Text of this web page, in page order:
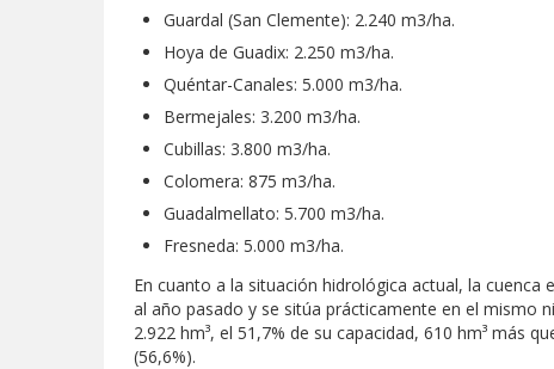
Guardal (San Clemente): 2.240 m3/ha.
Hoya de Guadix: 2.250 m3/ha.
Quéntar-Canales: 5.000 m3/ha.
Bermejales: 3.200 m3/ha.
Cubillas: 3.800 m3/ha.
Colomera: 875 m3/ha.
Guadalmellato: 5.700 m3/ha.
Fresneda: 5.000 m3/ha.
En cuanto a la situación hidrológica actual, la cuenca
al año pasado y se sitúa prácticamente en el mismo
2.922 hm³, el 51,7% de su capacidad, 610 hm³ más
(56,6%).